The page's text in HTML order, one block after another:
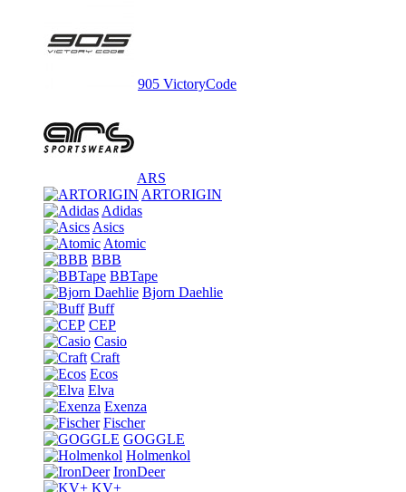
905 VictoryCode
ARS
ARTORIGIN
Adidas
Asics
Atomic
BBB
BBTape
Bjorn Daehlie
Buff
CEP
Casio
Craft
Ecos
Elva
Exenza
Fischer
GOGGLE
Holmenkol
IronDeer
KV+